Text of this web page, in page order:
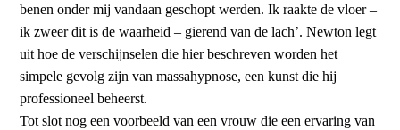
benen onder mij vandaan geschopt werden. Ik raakte de vloer –
ik zweer dit is de waarheid – gierend van de lach’. Newton legt
uit hoe de verschijnselen die hier beschreven worden het
simpele gevolg zijn van massahypnose, een kunst die hij
professioneel beheerst.
Tot slot nog een voorbeeld van een vrouw die een ervaring van